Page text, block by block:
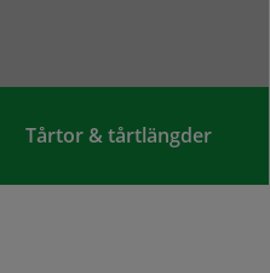
Tårtor & tårtlängder